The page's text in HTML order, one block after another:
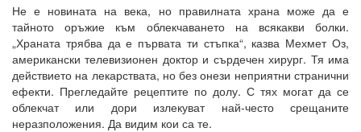
Не е новината на века, но правилната храна може да е
тайното оръжие към облекчаването на всякакви болки.
„Храната трябва да е първата ти стъпка“, казва Мехмет Оз,
американски телевизионен доктор и сърдечен хирург. Тя има
действието на лекарствата, но без онези неприятни странични
ефекти. Прегледайте рецептите по долу. С тях могат да се
облекчат или дори излекуват най-често срещаните
неразположения. Да видим кои са те.